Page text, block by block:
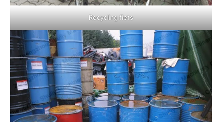
Recycling fiets